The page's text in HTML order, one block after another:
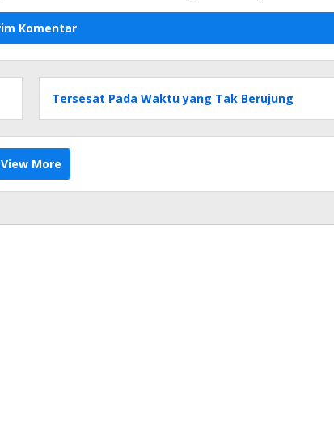
Tersesat Pada Waktu yang Tak Berujung
View More